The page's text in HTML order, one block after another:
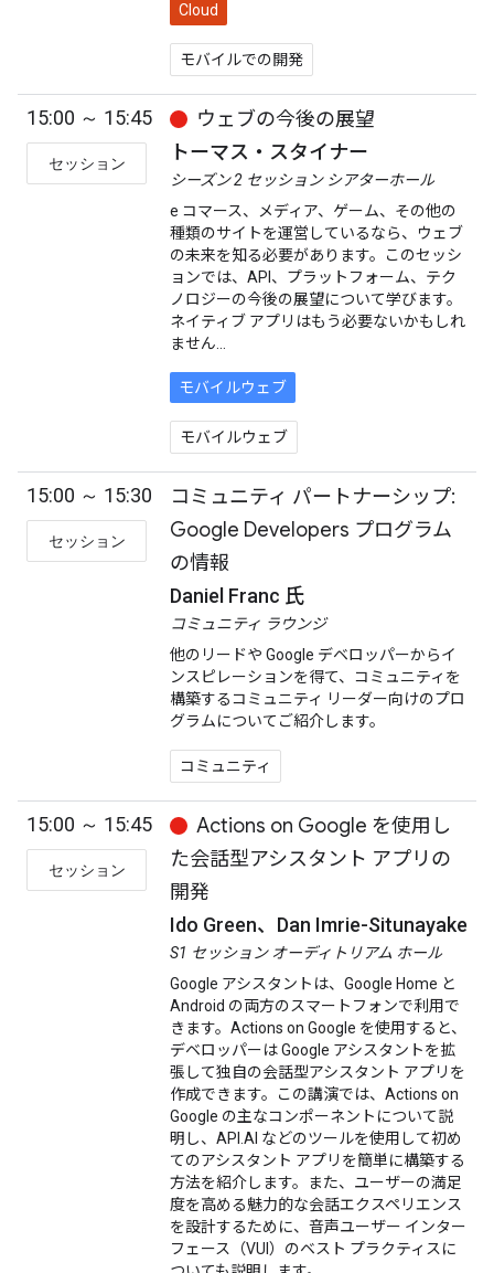
Cloud
モバイルでの開発
15:00 ～ 15:45
セッション
ウェブの今後の展望
トーマス・スタイナー
シーズン 2 セッション シアターホール
e コマース、メディア、ゲーム、その他の
種類のサイトを運営しているなら、ウェブ
の未来を知る必要があります。このセッシ
ョンでは、API、プラットフォーム、テク
ノロジーの今後の展望について学びます。
ネイティブ アプリはもう必要ないかもしれ
ません...
モバイルウェブ
モバイルウェブ
15:00 ～ 15:30
セッション
コミュニティ パートナーシップ:
Google Developers プログラム
の情報
Daniel Franc 氏
コミュニティ ラウンジ
他のリードや Google デベロッパーからイ
ンスピレーションを得て、コミュニティを
構築するコミュニティ リーダー向けのプロ
グラムについてご紹介します。
コミュニティ
15:00 ～ 15:45
セッション
Actions on Google を使用し
た会話型アシスタント アプリの
開発
Ido Green、Dan Imrie-Situnayake
S1 セッション オーディトリアム ホール
Google アシスタントは、Google Home と
Android の両方のスマートフォンで利用で
きます。Actions on Google を使用すると、
デベロッパーは Google アシスタントを拡
張して独自の会話型アシスタント アプリを
作成できます。この講演では、Actions on
Google の主なコンポーネントについて説
明し、API.AI などのツールを使用して初め
てのアシスタント アプリを簡単に構築する
方法を紹介します。また、ユーザーの満足
度を高める魅力的な会話エクスペリエンス
を設計するために、音声ユーザー インター
フェース（VUI）のベスト プラクティスに